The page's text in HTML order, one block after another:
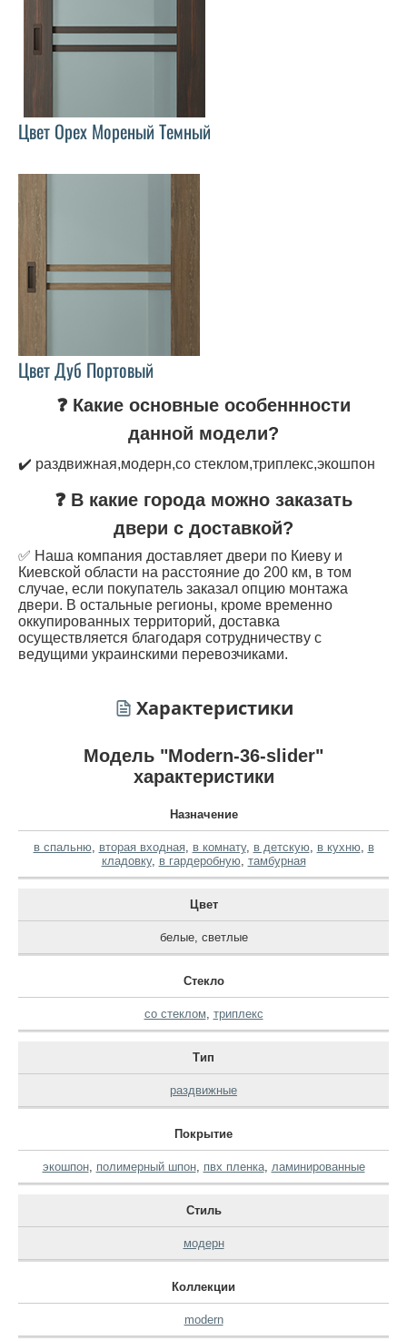
Цвет Орех Мореный Темный
Цвет Дуб Портовый
❓ Какие основные особеннности
данной модели?
✔️ раздвижная,модерн,со стеклом,триплекс,экошпон
❓ В какие города можно заказать
двери с доставкой?
✅ Наша компания доставляет двери по Киеву и
Киевской области на расстояние до 200 км, в том
случае, если покупатель заказал опцию монтажа
двери. В остальные регионы, кроме временно
оккупированных территорий, доставка
осуществляется благодаря сотрудничеству с
ведущими украинскими перевозчиками.
Характеристики
Модель "Modern-36-slider"
характеристики
Назначение
в спальню, вторая входная, в комнату, в детскую, в кухню, в
кладовку, в гардеробную, тамбурная
Цвет
белые, светлые
Стекло
со стеклом триплекс
Тип
раздвижные
Покрытие
экошпон, полимерный шпон, пвх пленка, ламинированные
Стиль
модерн
Коллекции
modern